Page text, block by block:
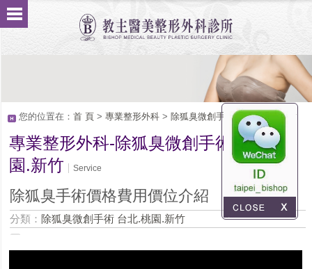
您的位置在： 首 頁> 專業整形外科> 除狐臭微創手術 台北.桃園.新竹
專業整形外科-除狐臭微創手術 台北.桃
園.新竹
Service
除狐臭手術價格費用價位介紹
分類： 除狐臭微創手術 台北.桃園.新竹